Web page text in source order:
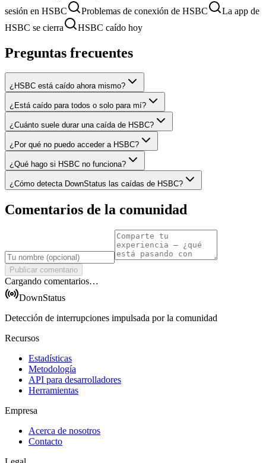
sesión en HSBC
Problemas de conexión de HSBC
La app de
HSBC se cierra
HSBC caído hoy
Preguntas frecuentes
¿HSBC está caído ahora mismo?
¿Está caído para todos o solo para mí?
¿Cuánto suele durar una caída de HSBC?
¿Por qué no puedo acceder a HSBC?
¿Qué hago si HSBC no funciona?
¿Cómo detecta DownStatus las caídas de HSBC?
Comentarios de la comunidad
Publicar comentario
Cargando comentarios…
DownStatus
Detección de interrupciones impulsada por la comunidad
Recursos
Estadísticas
Metodología
API para desarrolladores
Herramientas
Empresa
Acerca de nosotros
Contacto